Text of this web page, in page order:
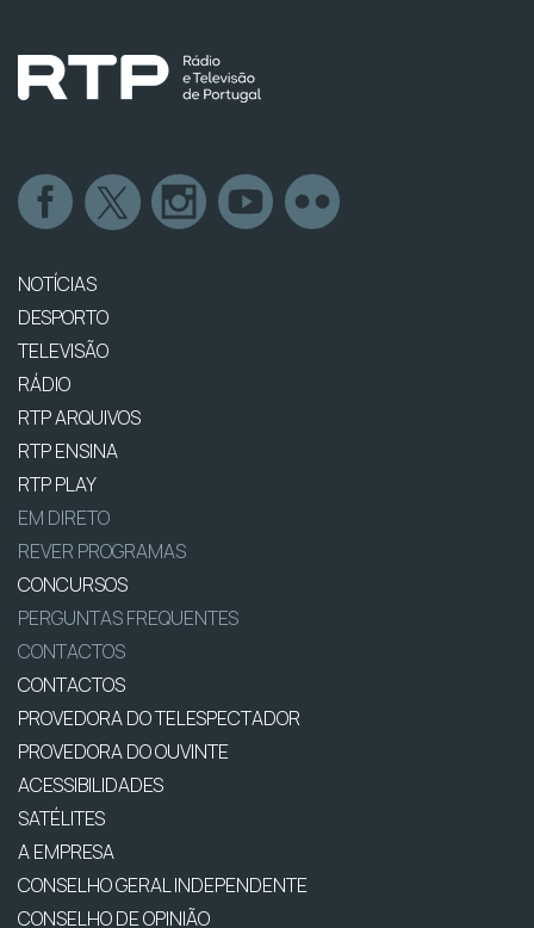
NOTÍCIAS
DESPORTO
TELEVISÃO
RÁDIO
RTP ARQUIVOS
RTP ENSINA
RTP PLAY
EM DIRETO
REVER PROGRAMAS
CONCURSOS
PERGUNTAS FREQUENTES
CONTACTOS
CONTACTOS
PROVEDORA DO TELESPECTADOR
PROVEDORA DO OUVINTE
ACESSIBILIDADES
SATÉLITES
A EMPRESA
CONSELHO GERAL INDEPENDENTE
CONSELHO DE OPINIÃO